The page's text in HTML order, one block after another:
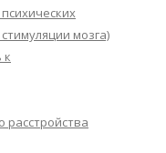
мозга)
к
расстройства